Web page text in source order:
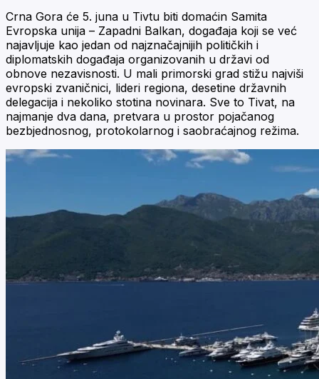
Crna Gora će 5. juna u Tivtu biti domaćin Samita
Evropska unija – Zapadni Balkan, događaja koji se već
najavljuje kao jedan od najznačajnijih političkih i
diplomatskih događaja organizovanih u državi od
obnove nezavisnosti. U mali primorski grad stižu najviši
evropski zvaničnici, lideri regiona, desetine državnih
delegacija i nekoliko stotina novinara. Sve to Tivat, na
najmanje dva dana, pretvara u prostor pojačanog
bezbjednosnog, protokolarnog i saobraćajnog režima.